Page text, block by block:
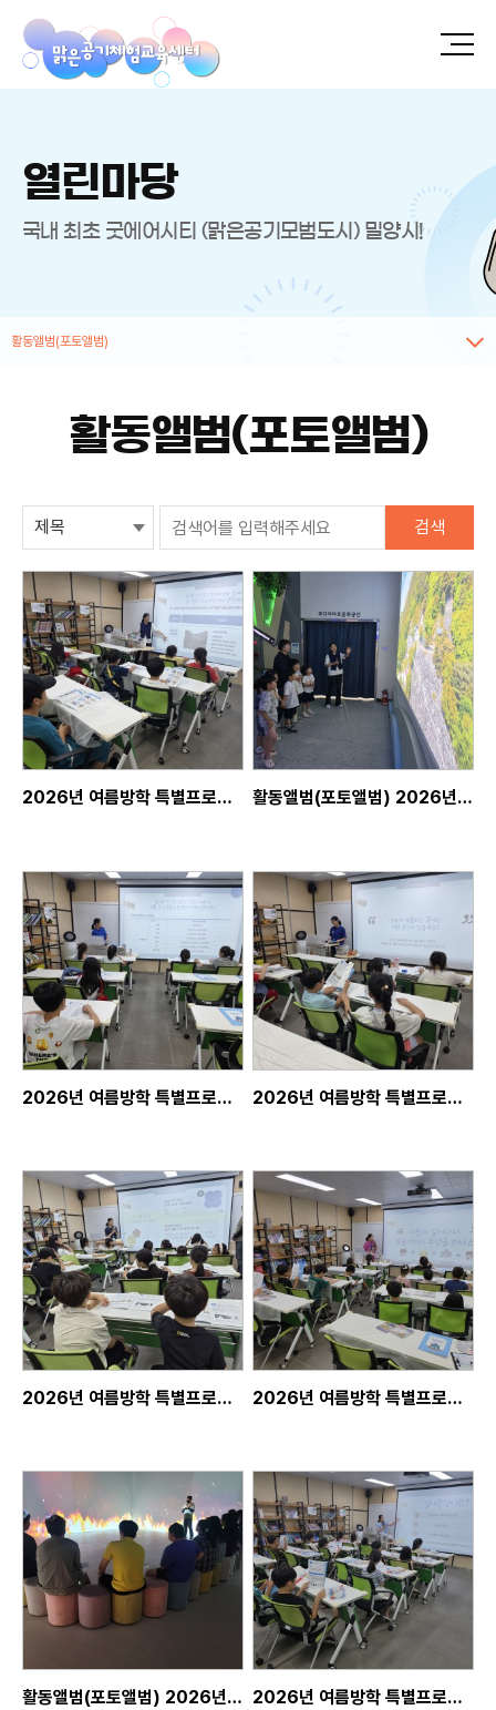
열린마당
국내 최초 굿에어시티 (맑은공기모범도시) 밀양시!
활동앨범(포토앨범)
활동앨범(포토앨범)
검색
2026년 여름방학 특별프로그램 활동앨범(포토앨범) 2026년 8월 07일, 꼬마대통령어린이집 단체교육, 단체프로그램
2026년 여름방학 특별프로그램 2026년 여름방학 특별프로그램
2026년 여름방학 특별프로그램 2026년 여름방학 특별프로그램
활동앨범(포토앨범) 2026년 7월 28일, 늘배움지원센터 단체교육, 단체프로그램 2026년 여름방학 특별프로그램